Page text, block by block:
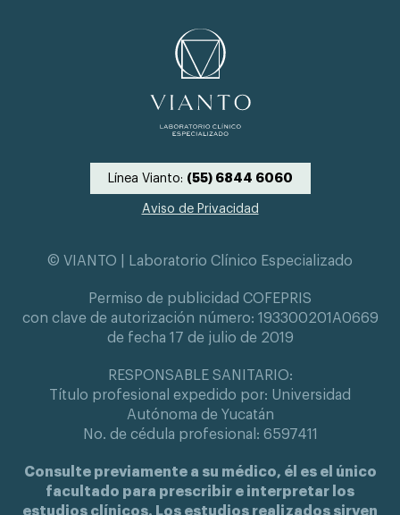
Línea Vianto: (55) 6844 6060
Aviso de Privacidad
© VIANTO | Laboratorio Clínico Especializado
Permiso de publicidad COFEPRIS
con clave de autorización número: 193300201A0669
de fecha 17 de julio de 2019
RESPONSABLE SANITARIO:
Título profesional expedido por: Universidad
Autónoma de Yucatán
No. de cédula profesional: 6597411
Consulte previamente a su médico, él es el único
facultado para prescribir e interpretar los
estudios clínicos. Los estudios realizados sirven